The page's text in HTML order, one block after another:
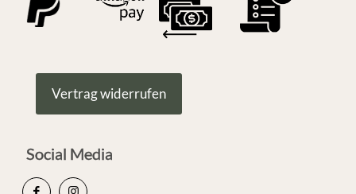
Vertrag widerrufen
Social Media